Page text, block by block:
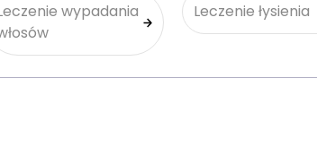
wypadania
Leczenie łysienia